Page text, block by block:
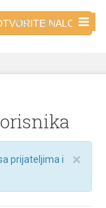
NALOG
SR - LAT
×
prijateljima i